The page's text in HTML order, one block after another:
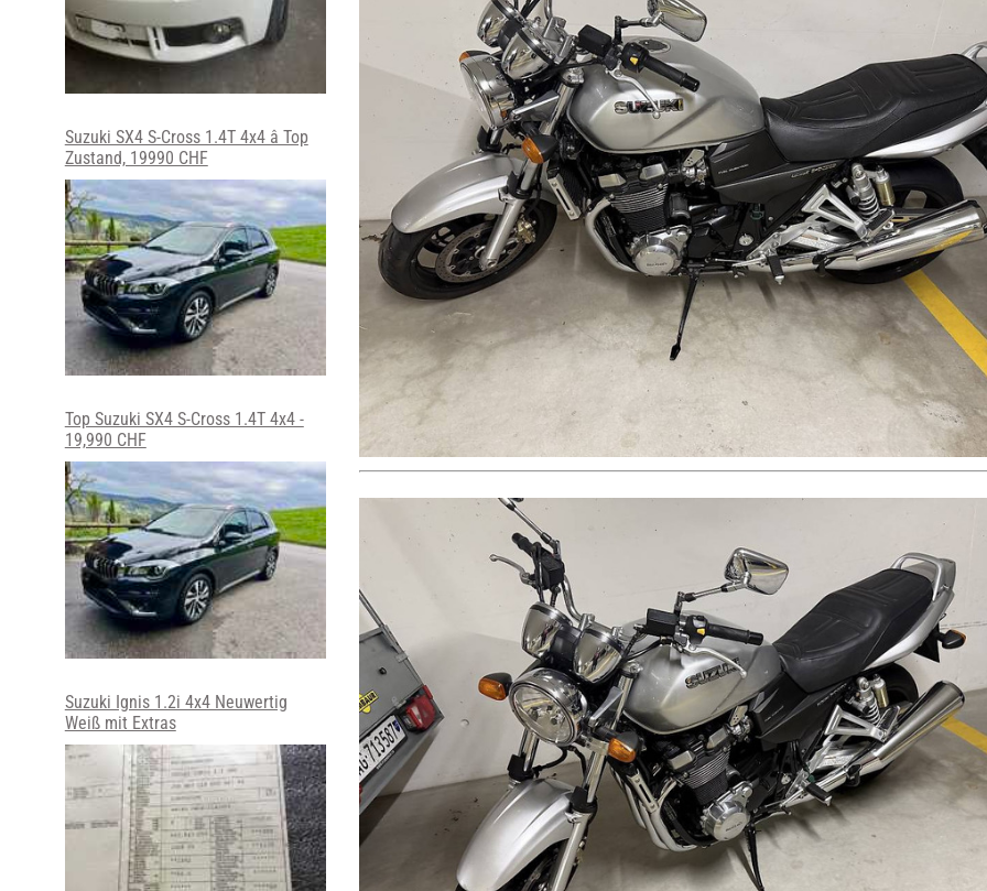
Suzuki SX4 S-Cross 1.4T 4x4 â Top
Zustand, 19990 CHF
Top Suzuki SX4 S-Cross 1.4T 4x4 -
19,990 CHF
Suzuki Ignis 1.2i 4x4 Neuwertig
Weiß mit Extras